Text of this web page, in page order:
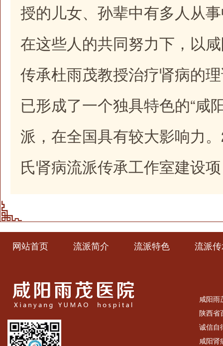
授的儿女、孙辈中有多人从
在这些人的共同努力下，以
传承杜雨茂教授治疗肾病的
已形成了一个独具特色的“咸
派，在全国具有较大影响力
氏肾病流派传承工作室建设
网站首页 流派简介 流派特色 流派
咸阳雨
陕西省
诚信自
咸阳肾